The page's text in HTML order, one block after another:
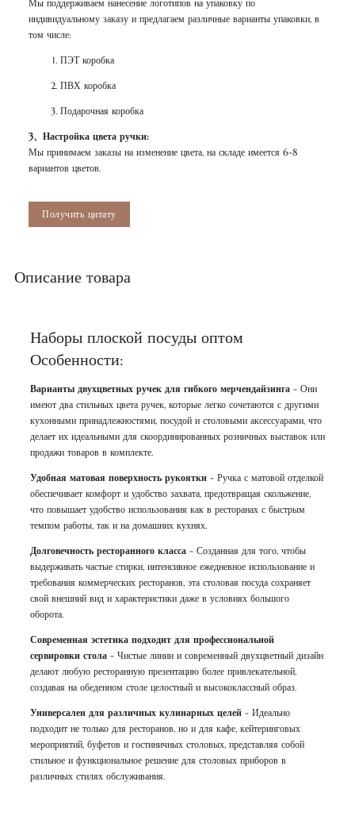
Мы поддерживаем нанесение логотипов на упаковку по
индивидуальному заказу и предлагаем различные варианты упаковки, в
том числе:
ПЭТ коробка
ПВХ коробка
Подарочная коробка
3、Настройка цвета ручки:
Мы принимаем заказы на изменение цвета, на складе имеется 6-8
вариантов цветов.
Получить цитату
Описание товара
Наборы плоской посуды оптом
Особенности:
Варианты двухцветных ручек для гибкого мерчендайзинга- Они
имеют два стильных цвета ручек, которые легко сочетаются с другими
кухонными принадлежностями, посудой и столовыми аксессуарами, что
делает их идеальными для скоординированных розничных выставок или
продажи товаров в комплекте.
Удобная матовая поверхность рукоятки- Ручка с матовой отделкой
обеспечивает комфорт и удобство захвата, предотвращая скольжение,
что повышает удобство использования как в ресторанах с быстрым
темпом работы, так и на домашних кухнях.
Долговечность ресторанного класса- Созданная для того, чтобы
выдерживать частые стирки, интенсивное ежедневное использование и
требования коммерческих ресторанов, эта столовая посуда сохраняет
свой внешний вид и характеристики даже в условиях большого
оборота.
Современная эстетика подходит для профессиональной
сервировки стола- Чистые линии и современный двухцветный дизайн
делают любую ресторанную презентацию более привлекательной,
создавая на обеденном столе целостный и высококлассный образ.
Универсален для различных кулинарных целей- Идеально
подходит не только для ресторанов, но и для кафе, кейтеринговых
мероприятий, буфетов и гостиничных столовых, представляя собой
стильное и функциональное решение для столовых приборов в
различных стилях обслуживания.